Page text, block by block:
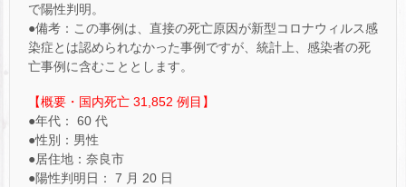
で陽性判明。
●備考：この事例は、直接の死亡原因が新型コロナウィルス感
染症とは認められなかった事例ですが、統計上、感染者の死
亡事例に含むこととします。
【概要・国内死亡 31,852 例目】
●年代： 60 代
●性別：男性
●居住地：奈良市
●陽性判明日： 7 月 20 日